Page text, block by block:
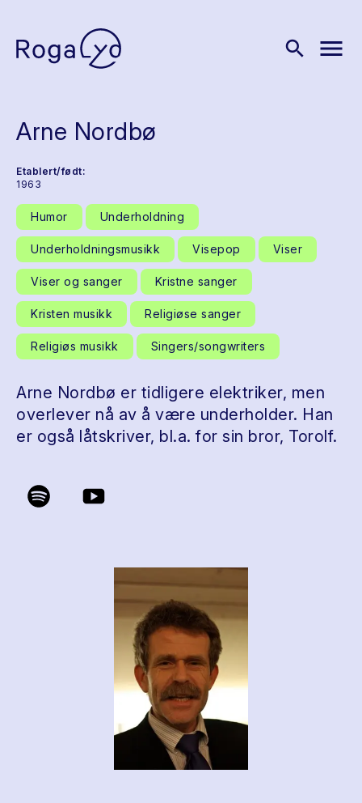
search menu
Arne Nordbø
Etablert/født:
1963
Humor Underholdning
Underholdningsmusikk Visepop Viser
Viser og sanger Kristne sanger
Kristen musikk Religiøse sanger
Religiøs musikk Singers/songwriters
Arne Nordbø er tidligere elektriker, men
overlever nå av å være underholder. Han
er også låtskriver, bl.a. for sin bror, Torolf.